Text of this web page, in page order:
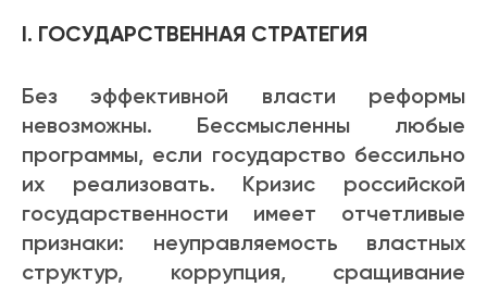
I. ГОСУДАРСТВЕННАЯ СТРАТЕГИЯ
Без эффективной власти реформы
невозможны. Бессмысленны любые
программы, если государство бессильно
их реализовать. Кризис российской
государственности имеет отчетливые
признаки: неуправляемость властных
структур, коррупция, сращивание